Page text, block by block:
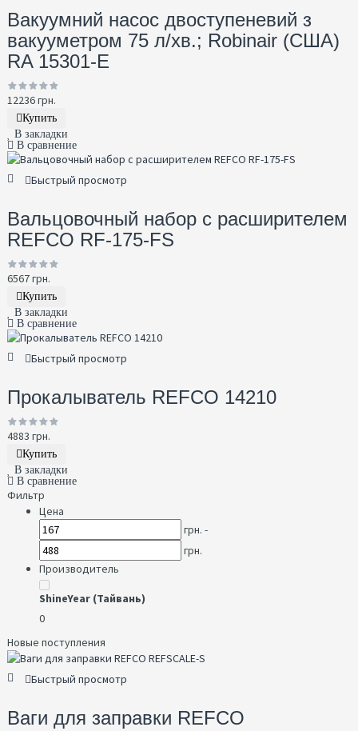
Вакуумний насос двоступеневий з
вакууметром 75 л/хв.; Robinair (США)
RA 15301-E
12236 грн.
Купить
В закладки
В сравнение
Быстрый просмотр
Вальцовочный набор с расширителем
REFCO RF-175-FS
6567 грн.
Купить
В закладки
В сравнение
Быстрый просмотр
Прокалыватель REFCO 14210
4883 грн.
Купить
В закладки
В сравнение
Фильтр
Цена
грн. -
грн.
Производитель
ShineYear (Тайвань)
0
Новые поступления
Быстрый просмотр
Ваги для заправки REFCO